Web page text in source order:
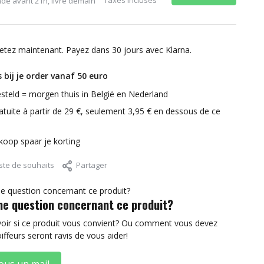
maintenant. Payez dans 30 jours avec Klarna.
bij je order vanaf 50 euro
= morgen thuis in België en Nederland
à partir de 29 €, seulement 3,95 € en dessous de ce
spaar je korting
de souhaits Partager
question concernant ce produit?
si ce produit vous convient? Ou comment vous devez
seront ravis de vous aider!